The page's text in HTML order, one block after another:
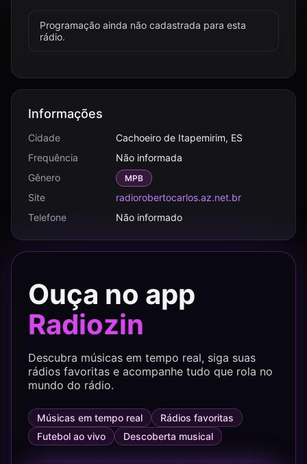
Programação ainda não cadastrada para esta
rádio.
Informações
Cidade
Cachoeiro de Itapemirim, ES
Frequência
Não informada
Gênero
MPB
Site
radiorobertocarlos.az.net.br
Telefone
Não informado
Ouça no app
Radiozin
Descubra músicas em tempo real, siga suas
rádios favoritas e acompanhe tudo que rola no
mundo do rádio.
Músicas em tempo real
Rádios favoritas
Futebol ao vivo
Descoberta musical